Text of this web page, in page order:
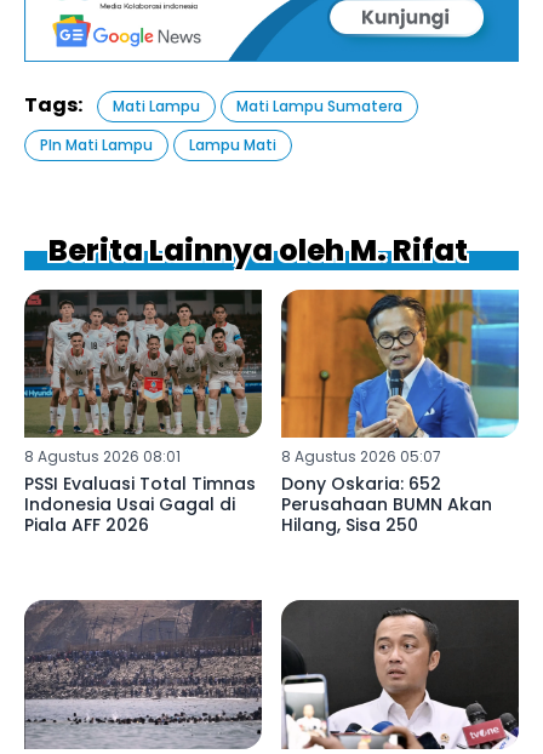
Tags: Mati Lampu
Mati Lampu Sumatera
Pln Mati Lampu
Lampu Mati
Berita Lainnya oleh M. Rifat
8 Agustus 2026 08:01
PSSI Evaluasi Total Timnas
Indonesia Usai Gagal di
Piala AFF 2026
8 Agustus 2026 05:07
Dony Oskaria: 652
Perusahaan BUMN Akan
Hilang, Sisa 250